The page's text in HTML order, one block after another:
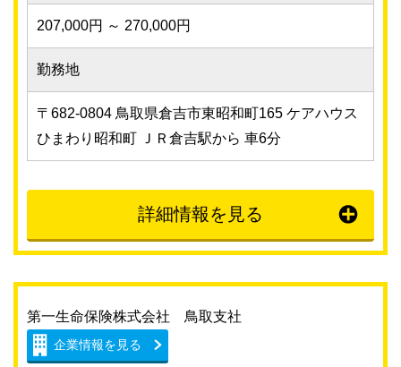
207,000円 ～ 270,000円
勤務地
〒682-0804 鳥取県倉吉市東昭和町165 ケアハウス
ひまわり昭和町 ＪＲ倉吉駅から 車6分
詳細情報を見る
企業情報を見る
第一生命保険株式会社 鳥取支社